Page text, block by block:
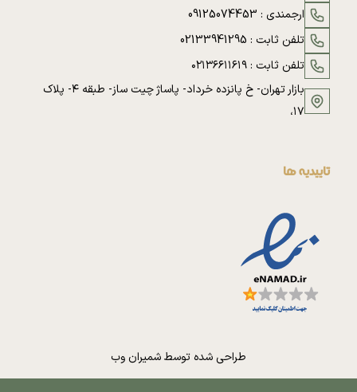
ارجمندی : 09125074453
تلفن ثابت : 02133941295
تلفن ثابت :۰۲۱۳۶۶۱۱۶۱۹
بازار تهران- خ پانزده خرداد- پاساژ چیت ساز- طبقه ۴- پلاک
۱۷،
تاییدیه ها
طراحی شده توسطشمیران وب